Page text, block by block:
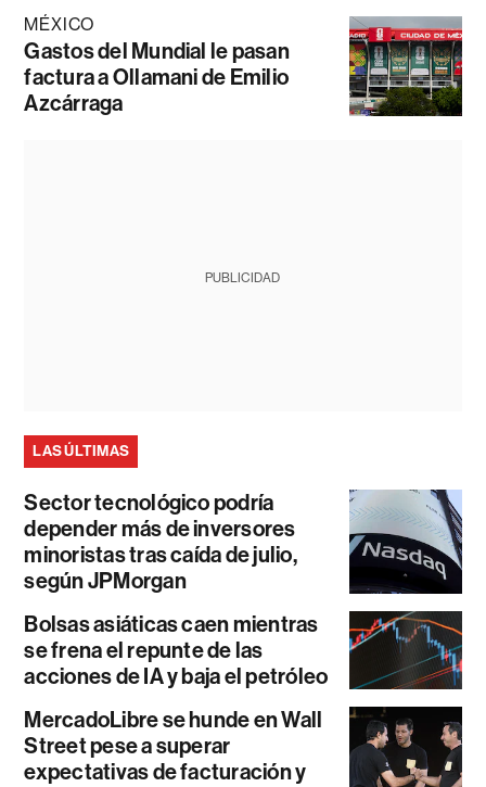
MÉXICO
Gastos del Mundial le pasan
factura a Ollamani de Emilio
Azcárraga
PUBLICIDAD
LAS ÚLTIMAS
Sector tecnológico podría
depender más de inversores
minoristas tras caída de julio,
según JPMorgan
Bolsas asiáticas caen mientras
se frena el repunte de las
acciones de IA y baja el petróleo
MercadoLibre se hunde en Wall
Street pese a superar
expectativas de facturación y